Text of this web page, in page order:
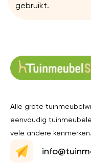
gebruikt.
Alle grote
eenvoudig
vele andere kenmerken.